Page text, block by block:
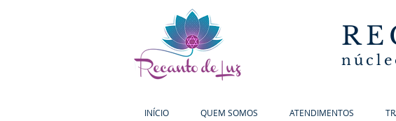
INÍCIO QUEM SOMOS ATENDIMENTOS